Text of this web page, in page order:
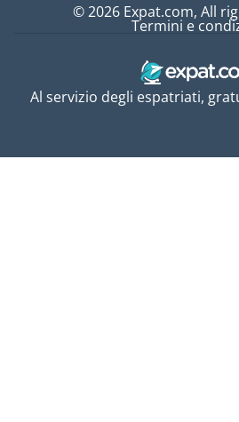
Al servizio degli espatriati,
© 2026 Expat.com, All
Termini e